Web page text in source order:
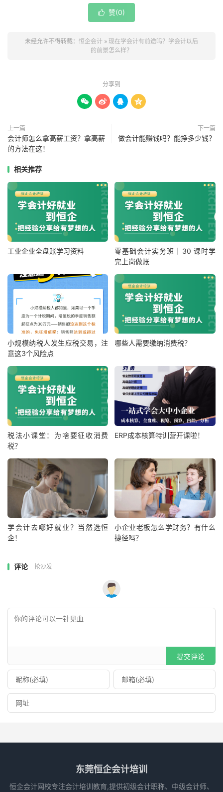
 赞(0)
未经允许不得转载： 恒企会计 » 现在学会计有前途吗？学会计以后
的前景怎么样？
分享到
   
上一篇
会计师怎么拿高薪工资？拿高薪
的方法在这！
下一篇
做会计能赚钱吗？能挣多少钱？
相关推荐
工业企业全盘账学习资料
零基础会计实务班｜30 课时学
完上岗做账
小规模纳税人发生应税交易，注
意这3个风险点
哪些人需要缴纳消费税？
税法小课堂：为啥要征收消费
税？
ERP成本核算特训营开课啦！
学会计去哪好就业？当然选恒
企！
小企业老板怎么学财务？有什么
捷径吗？
评论 抢沙发
提交评论
东莞恒企会计培训
恒企会计网校专注会计培训教育,提供初级会计职称、中级会计师、